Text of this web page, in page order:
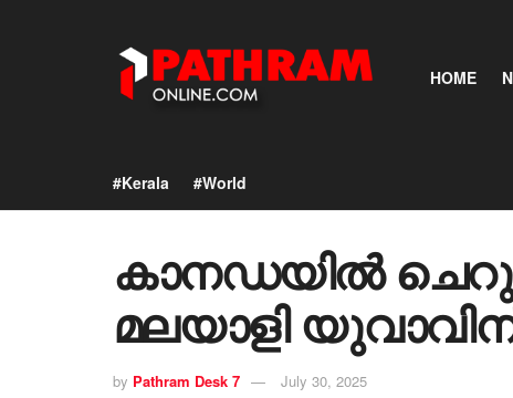
HOME
#Kerala #World
കാനഡയിൽ
മലയാളി
by Pathram Desk 7 July 30, 2025